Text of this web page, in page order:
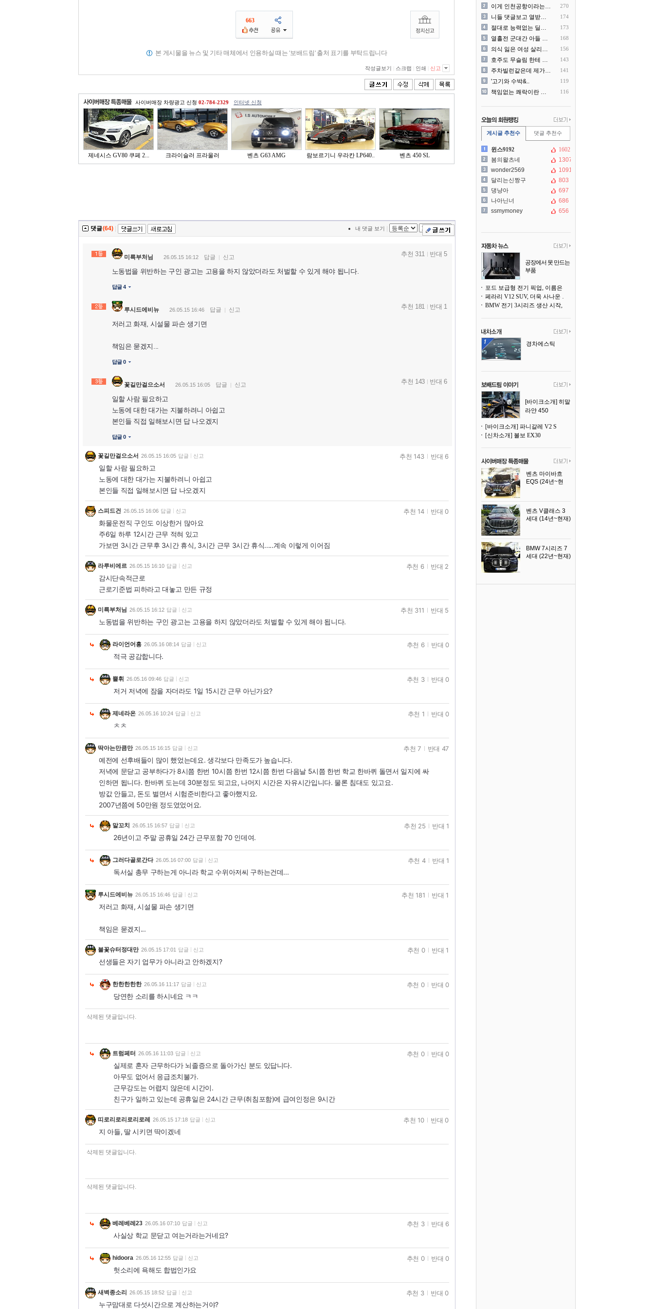
663
본 게시물을 뉴스 및 기타 매체에서 인용하실 때는 '보배드림' 출처 표기를 부탁드립니다
작성글보기 스크랩 인쇄 신고
사이버매장 차량광고 신청 02-784-2329 인터넷 신청
제네시스 GV80 쿠페 2... 크라이슬러 프라울러 벤츠 G63 AMG 람보르기니 우라칸 LP640.. 벤츠 450 SL
댓글(64) 내 댓글 보기
미륵부처님 26.05.15 16:12 답글 신고
노동법을 위반하는 구인 광고는 고용을 하지 않았더라도 처벌할 수 있게 해야 됩니다.
답글 4
추천 311 반대 5
루시드에비뉴 26.05.15 16:46 답글 신고
저러고 화재, 시설물 파손 생기면
책임은 묻겠지...
답글 0
추천 181 반대 1
꽃길만걸으소서 26.05.15 16:05 답글 신고
일할 사람 필요하고
노동에 대한 대가는 지불하려니 아쉽고
본인들 직접 일해보시면 답 나오겠지
답글 0
추천 143 반대 6
꽃길만걸으소서 26.05.15 16:05 답글 신고
일할 사람 필요하고
노동에 대한 대가는 지불하려니 아쉽고
본인들 직접 일해보시면 답 나오겠지
추천 143 반대 6
스피드건 26.05.15 16:06 답글 신고
화물운전직 구인도 이상한거 많아요
주6일 하루 12시간 근무 적혀 있고
가보면 3시간 근무후 3시간 휴식, 3시간 근무 3시간 휴식.....계속 이렇게 이어짐
추천 14 반대 0
라루비에르 26.05.15 16:10 답글 신고
감시단속적근로
근로기준법 피하라고 대놓고 만든 규정
추천 6 반대 2
미륵부처님 26.05.15 16:12 답글 신고
노동법을 위반하는 구인 광고는 고용을 하지 않았더라도 처벌할 수 있게 해야 됩니다.
추천 311 반대 5
라이언어흥 26.05.16 08:14 답글 신고
적극 공감합니다.
추천 6 반대 0
뿔휘 26.05.16 09:46 답글 신고
저거 저녁에 잠을 자더라도 1일 15시간 근무 아닌가요?
추천 3 반대 0
제네라온 26.05.16 10:24 답글 신고
ㅊㅊ
추천 1 반대 0
딱아는만큼만 26.05.15 16:15 답글 신고
예전에 선후배들이 많이 했었는데요. 생각보다 만족도가 높습니다.
저녁에 문닫고 공부하다가 8시쯤 한번 10시쯤 한번 12시쯤 한번 다음날 5시쯤 한번 학교 한바퀴 돌면서 일지에 싸
인하면 됩니다. 한바퀴 도는데 30분정도 되고요, 나머지 시간은 자유시간입니다. 물론 침대도 있고요.
방값 안들고, 돈도 벌면서 시험준비한다고 좋아했지요.
2007년쯤에 50만원 정도였었어요.
추천 7 반대 47
말꼬치 26.05.15 16:57 답글 신고
26년이고 주말 공휴일 24간 근무포함 70 인데여.
추천 25 반대 1
그러다골로간다 26.05.16 07:00 답글 신고
독서실 총무 구하는게 아니라 학교 수위아저씨 구하는건데...
추천 4 반대 1
루시드에비뉴 26.05.15 16:46 답글 신고
저러고 화재, 시설물 파손 생기면
책임은 묻겠지...
추천 181 반대 1
불꽃슈터정대만 26.05.15 17:01 답글 신고
선생들은 자기 업무가 아니라고 안하겠지?
추천 0 반대 1
한한한한한 26.05.16 11:17 답글 신고
당연한 소리를 하시네요 ㅋㅋ
추천 0 반대 0
삭제된 댓글입니다.
트럼페터 26.05.16 11:03 답글 신고
실제로 혼자 근무하다가 뇌졸증으로 돌아가신 분도 있답니다.
아무도 없어서 응급조치불가.
근무강도는 어렵지 않은데 시간이.
친구가 일하고 있는데 공휴일은 24시간 근무(취침포함)에 급여인정은 9시간
추천 0 반대 0
띠로리로리로리로레 26.05.15 17:18 답글 신고
지 아들, 딸 시키면 딱이겠네
추천 10 반대 0
삭제된 댓글입니다.
삭제된 댓글입니다.
베레베레23 26.05.16 07:10 답글 신고
사실상 학교 문닫고 여는거라는거네요?
추천 3 반대 6
hidoora 26.05.16 12:55 답글 신고
헛소리에 욕해도 합법인가요
추천 0 반대 0
새벽종소리 26.05.15 18:52 답글 신고
누구맘대로 다섯시간으로 계산하는거야?
추천 3 반대 0
이게 인천공항이라는게 믿겨지.. 270
니들 댓글보고 열받아서 집구.. 174
절대로 능력없는 딜러를 쓰지.. 173
열흘전 군대간 아들 소포(가.. 168
의식 잃은 여성 살리려다 성.. 156
호주도 무슬림 한테 점령 당.. 143
주차빌런같은데 제가 잘못한건.. 141
'고기와 수박&.. 119
책임없는 쾌락이란 말에 빡친.. 116
게시글 추천수 댓글 추천수
윈스9192
1602
봄의왈츠네
1307
wonder2569
1091
달리는신짱구
803
댕냥아
697
나아닌너
686
ssmymoney
656
공장에서 못 만드는
부품
어낸다
페라리 V12 SUV, 더욱 사나운 얼굴로 돌아온다
경차에스틱
[바이크소개] 히말
라얀 450
[바이크소개] 파니갈레 V2 S
[신차소개] 볼보 EX30
벤츠 마이바흐
EQS (24년~현
벤츠 V클래스 3
세대 (14년~현재)
BMW 7시리즈 7
세대 (22년~현재)